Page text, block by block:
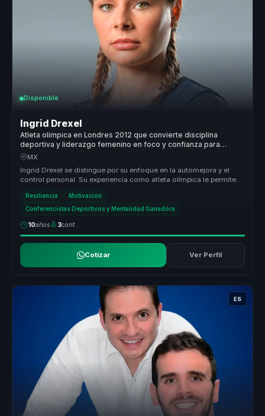
Disponible
Ingrid Drexel
Atleta olimpica en Londres 2012 que convierte disciplina
deportiva y liderazgo femenino en foco y confianza para
lideres y equipos.
MX
Ingrid Drexel se distingue por su enfoque en la automejora y el
control personal. Su experiencia como atleta olímpica le permite
Resiliencia Motivación
Conferencistas Deportivos y Mentalidad Ganadora
10años 3conf.
Cotizar Ver Perfil
ES